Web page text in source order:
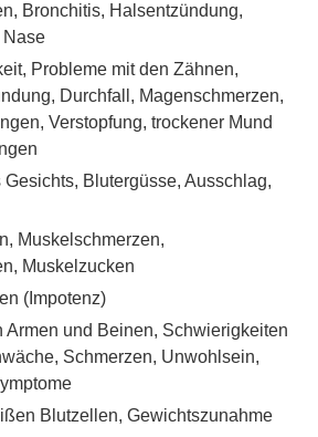
Bronchitis, Halsentzündung,
Nase
Probleme mit den Zähnen,
Durchfall, Magenschmerzen,
Verstopfung, trockener Mund
Blutergüsse, Ausschlag,
Muskelschmerzen,
Muskelzucken
(Impotenz)
Armen und Beinen, Schwierigkeiten
Schmerzen, Unwohlsein,
Blutzellen, Gewichtszunahme